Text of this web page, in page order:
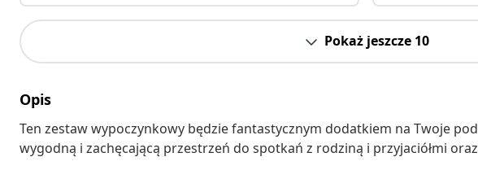
Pokaż jeszcze 10
Opis
Ten zestaw wypoczynkowy będzie fantastycznym dodatkiem na Twoje
wygodną i zachęcającą przestrzeń do spotkań z rodziną i przyjaciółmi